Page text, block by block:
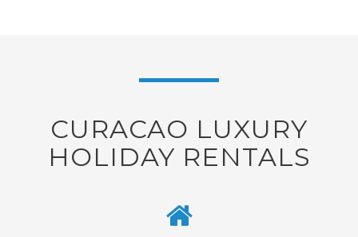
CURACAO LUXURY
HOLIDAY RENTALS